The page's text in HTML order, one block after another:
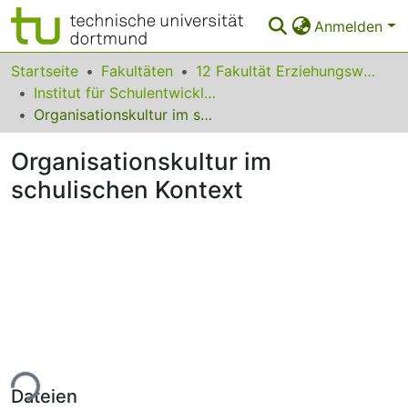
Anmelden
Bereiche & Sammlungen
Das gesamte Repositorium
FAQ
Startseite Fakultäten
12 Fakultät Erziehungswissenschaft, Psychologie und Bildungsforschung
Institut für Schulentwicklungsforschung
Organisationskultur im schulischen Kontext
Organisationskultur im
schulischen Kontext
Dateien